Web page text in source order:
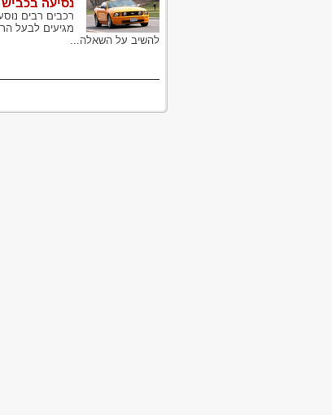
נסיעה
רכבים רבים
מגיעים לבעל
להשיב על השאלה...